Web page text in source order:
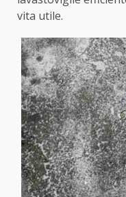
vita utile.